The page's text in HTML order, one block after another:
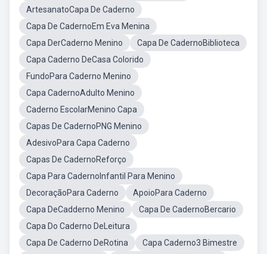
ArtesanatoCapa De Caderno
Capa De CadernoEm Eva Menina
Capa DerCaderno Menino
Capa De CadernoBiblioteca
Capa Caderno DeCasa Colorido
FundoPara Caderno Menino
Capa CadernoAdulto Menino
Caderno EscolarMenino Capa
Capas De CadernoPNG Menino
AdesivoPara Capa Caderno
Capas De CadernoReforço
Capa Para CadernoInfantil Para Menino
DecoraçãoPara Caderno
ApoioPara Caderno
Capa DeCadderno Menino
Capa De CadernoBercario
Capa Do Caderno DeLeitura
Capa De Caderno DeRotina
Capa Caderno3 Bimestre